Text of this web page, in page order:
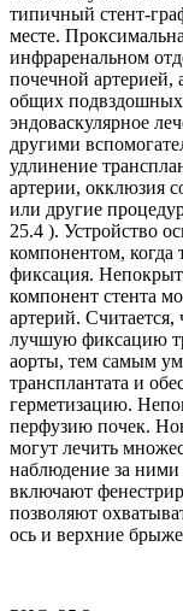
типичный стент-
месте.
инфраренальном
почечной
общих подвздошных
эндоваскулярное
другими
удлинение
артерии, окклюзия
или другие
25.4 ). Устройство
компонентом, когда
фиксация.
компонент стента
артерий. Считается,
лучшую фиксацию
аорты, тем самым
трансплантата и
герметизацию.
перфузию почек.
могут лечить
наблюдение за
включают
позволяют
ось и верхние